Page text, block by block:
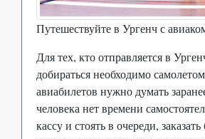
Путешествуйте в Ургенч с
Для тех, кто отправляется в
добираться необходимо
авиабилетов нужно думать
человека нет времени
кассу и стоять в очереди,